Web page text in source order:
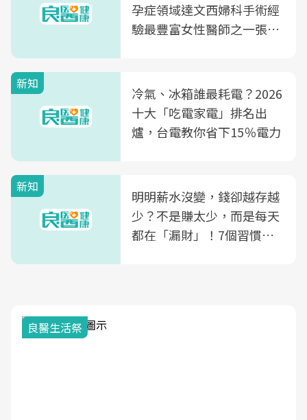
孕症領域達文西婦科手術經
驗最豐富女性醫師之一張永
光田醫院建構360度女性健
康照護生態圈
新知
冷氣、冰箱誰最耗電？2026
十大「吃電家電」排名出
爐，台電教你省下15％電力
新知
明明薪水沒變，錢卻越存越
少？不是賺太少，而是每天
都在「漏財」！7個習慣一
良醫生活祭